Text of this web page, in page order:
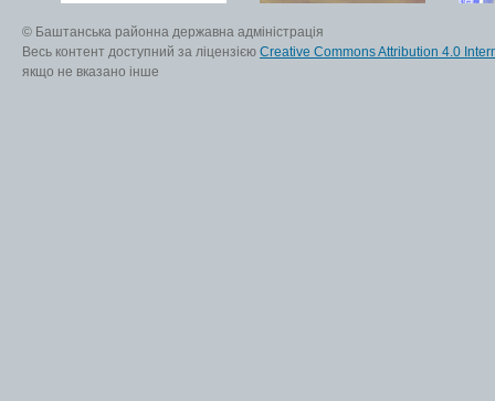
© Баштанська районна державна адміністрація
Весь контент доступний за ліцензією Creative Commons Attribution 4.0
якщо не вказано інше